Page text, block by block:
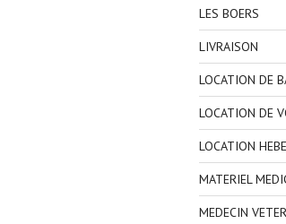
LES BOERS
LIVRAISON
LOCATION DE
LOCATION DE
LOCATION
MATERIEL
MEDECIN